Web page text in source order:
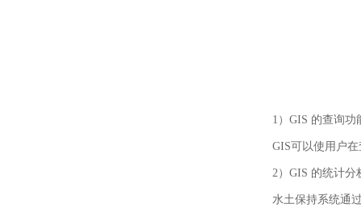
1）GIS 的查询功
GIS可以使用户在
2）GIS 的统计分
水土保持系统通过